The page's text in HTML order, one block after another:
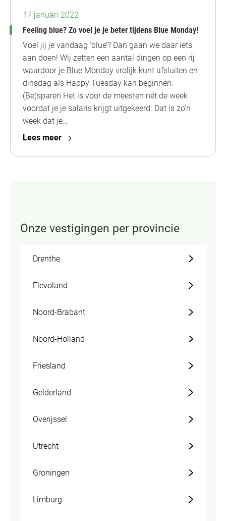
17 januari 2022
Feeling blue? Zo voel je je beter tijdens Blue Monday!
Voel jij je vandaag ‘blue’? Dan gaan we daar iets
aan doen! Wij zetten een aantal dingen op een rij
waardoor je Blue Monday vrolijk kunt afsluiten en
dinsdag als Happy Tuesday kan beginnen.
(Be)sparen Het is voor de meesten nét de week
voordat je je salaris krijgt uitgekeerd. Dat is zo’n
week dat je…
Lees meer
Onze vestigingen per provincie
Drenthe
Flevoland
Noord-Brabant
Noord-Holland
Friesland
Gelderland
Overijssel
Utrecht
Groningen
Limburg